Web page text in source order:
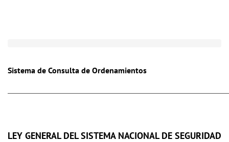
Sistema de Consulta de Ordenamientos
LEY GENERAL DEL SISTEMA NACIONAL DE SEGURIDAD